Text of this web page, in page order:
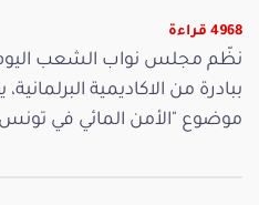
4968 قراءة
ببادرة من الاكاديمية
موضوع "الأمن المائي في